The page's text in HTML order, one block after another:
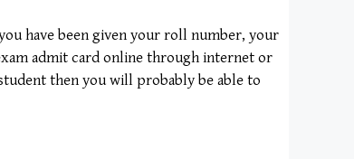
have been given your roll number, your
admit card online through internet or
then you will probably be able to